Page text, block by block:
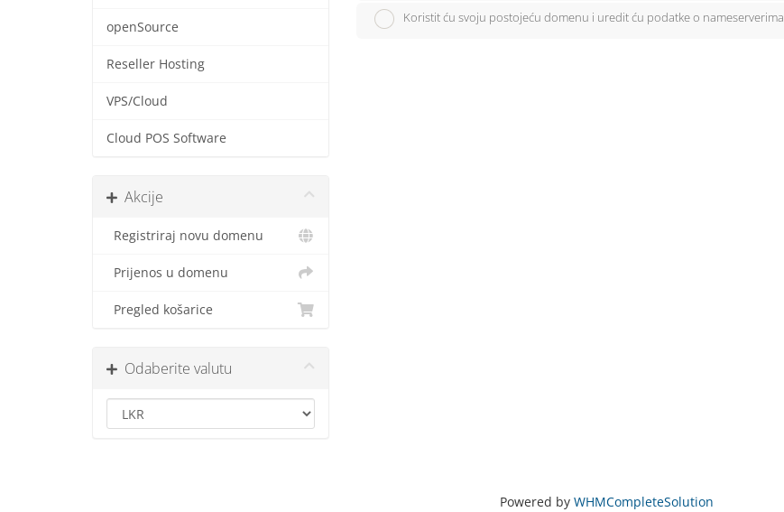
openSource
Reseller Hosting
VPS/Cloud
Cloud POS Software
Akcije
Registriraj novu domenu
Prijenos u domenu
Pregled košarice
Odaberite valutu
Koristit ću svoju postojeću domenu i uredit ću podatke o nameserverima
Powered by WHMCompleteSolution